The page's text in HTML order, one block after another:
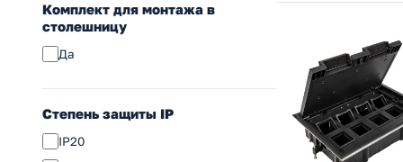
Комплект для монтажа в
столешницу
Да
Степень защиты IP
IP20